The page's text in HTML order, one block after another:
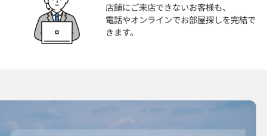
店舗にご来店できないお客様も、
電話やオンラインでお部屋探しを完結で
きます。